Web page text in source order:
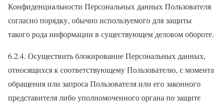
Конфиденциальности Персональных данных Пользователя
согласно порядку, обычно используемого для защиты
такого рода информации в существующем деловом обороте.
6.2.4. Осуществить блокирование Персональных данных,
относящихся к соответствующему Пользователю, с момента
обращения или запроса Пользователя или его законного
представителя либо уполномоченного органа по защите